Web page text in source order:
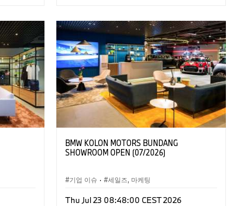
BMW KOLON MOTORS BUNDANG
SHOWROOM OPEN (07/2026)
기업 이슈 · 세일즈, 마케팅
Thu Jul 23 08:48:00 CEST 2026